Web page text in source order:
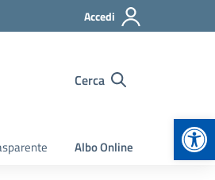
Accedi
Cerca
Albo Online